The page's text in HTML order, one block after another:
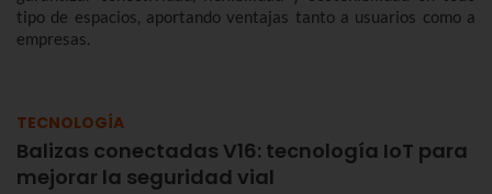
tipo de espacios, aportando ventajas tanto a usuarios como a
empresas.
TECNOLOGÍA
Balizas conectadas V16: tecnología IoT para
mejorar la seguridad vial